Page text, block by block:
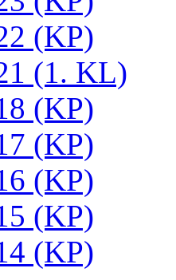
(KP)
(1. KL)
(KP)
(KP)
(KP)
(KP)
(KP)